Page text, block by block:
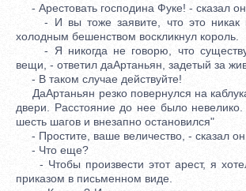
- Арестовать господина Фуке! - сказал
- И вы тоже заявите, что это никак
холодным бешенством воскликнул король.
- Я никогда не говорю, что
вещи, - ответил даАртаньян, задетый за
- В таком случае действуйте!
ДаАртаньян резко повернулся на
двери. Расстояние до нее было
шесть шагов и внезапно остановился"
- Простите, ваше величество, - сказал он.
- Что еще?
- Чтобы произвести этот арест, я
приказом в письменном виде.